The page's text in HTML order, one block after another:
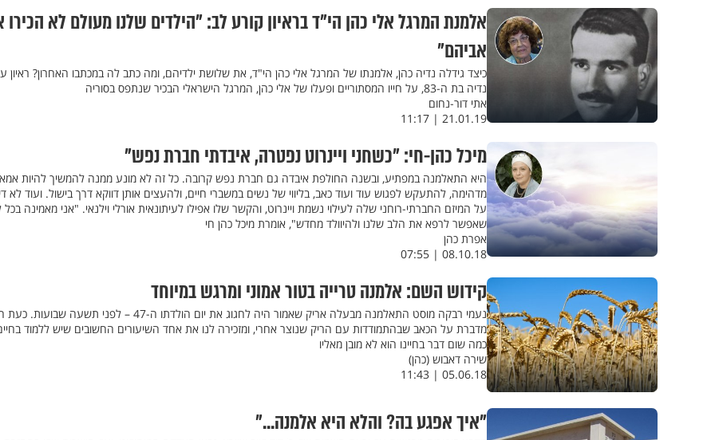
אלמנת המרגל אלי כהן הי"ד בראיון קורע לב: "הילדים שלנו מעולם לא
אביהם"
כיצד גידלה נדיה כהן, אלמנתו של המרגל אלי כהן הי"ד, את שלושת ילדיהם, ומה כתב לה במכתבו האחרון? ראיון
נדיה בת ה-83, על חייו המסתוריים ופעלו של אלי כהן, המרגל הישראלי הבכיר שנתפס בסוריה
אתי דור-נחום
21.01.19 | 11:17
מיכל כהן-חי: "כשחני ויינרוט נפטרה, איבדתי חברת נפש"
היא התאלמנה במפתיע, ובשנה החולפת איבדה גם חברת נפש קרובה. כל זה לא מונע ממנה להמשיך להיות אמא
מדהימה, להתעקש לפגוש עוד ועוד כאב, בליווי של נשים במשברי חיים, ולהעצים אותן דווקא דרך בישול. ועוד לא
על המיזם החברתי-רוחני שלה לעילוי נשמת ויינרוט, והקשר שלו אפילו לעיתונאית אורלי וילנאי. "אני מאמינה בכל
שאפשר לרפא את הלב שלנו ולהיוולד מחדש", אומרת מיכל כהן חי
אפרת כהן
08.10.18 | 07:55
קידוש השם: אלמנה טרייה בטור אמוני ומרגש במיוחד
נעמי רבקה מוסט התאלמנה מבעלה אריק שאמור היה לחגוג את יום הולדתו ה-47 – לפני תשעה
מדברת על הכאב שבהתמודדות עם הריק שנוצר אחרי, ומזכירה לנו את אחד השיעורים החשובים שיש ללמוד
כמה שום דבר בחיינו הוא לא מובן מאליו
שירה דאבוש (כהן)
05.06.18 | 11:43
"איך אפגע בה? והלא היא אלמנה..."